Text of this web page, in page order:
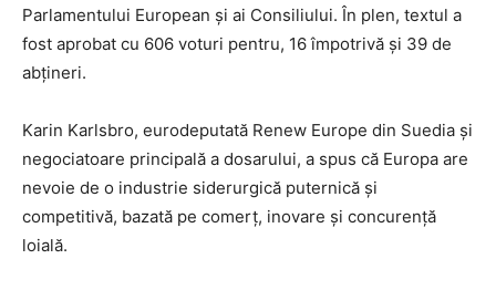
Parlamentului European și ai Consiliului. În plen, textul a
fost aprobat cu 606 voturi pentru, 16 împotrivă și 39 de
abțineri.
Karin Karlsbro, eurodeputată Renew Europe din Suedia și
negociatoare principală a dosarului, a spus că Europa are
nevoie de o industrie siderurgică puternică și
competitivă, bazată pe comerț, inovare și concurență
loială.